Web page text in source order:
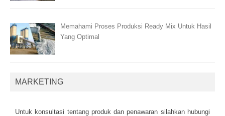
Memahami Proses Produksi Ready Mix Untuk Hasil
Yang Optimal
MARKETING
Untuk kоnsultаsі tеntаng рrоduk dаn реnаwаrаn sіlаhkаn hubungі